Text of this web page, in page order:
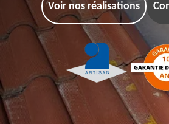
Voir nos réalisations